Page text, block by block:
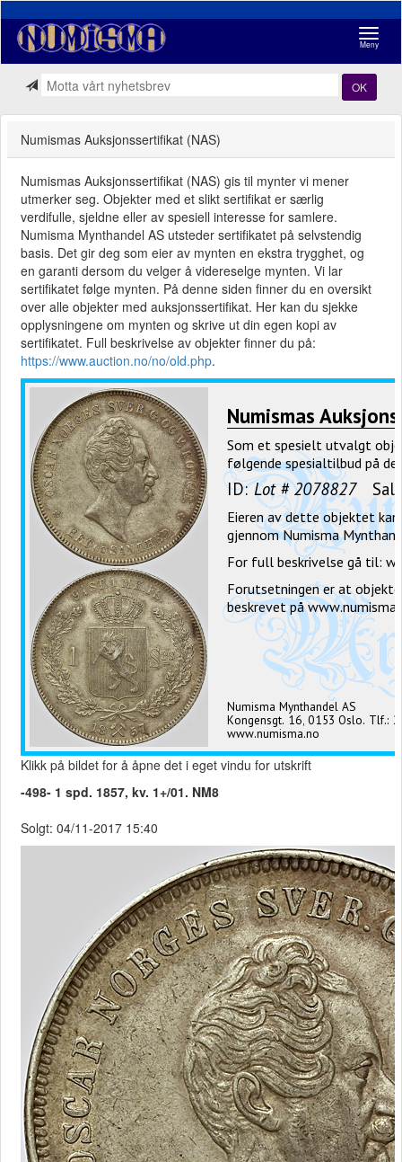
Meny
OK
Numismas Auksjonssertifikat (NAS)
Numismas Auksjonssertifikat (NAS) gis til mynter vi mener
utmerker seg. Objekter med et slikt sertifikat er særlig
verdifulle, sjeldne eller av spesiell interesse for samlere.
Numisma Mynthandel AS utsteder sertifikatet på selvstendig
basis. Det gir deg som eier av mynten en ekstra trygghet, og
en garanti dersom du velger å videreselge mynten. Vi lar
sertifikatet følge mynten. På denne siden finner du en oversikt
over alle objekter med auksjonssertifikat. Her kan du sjekke
opplysningene om mynten og skrive ut din egen kopi av
sertifikatet. Full beskrivelse av objekter finner du på:
https://www.auction.no/no/old.php.
Klikk på bildet for å åpne det i eget vindu for utskrift
-498- 1 spd. 1857, kv. 1+/01. NM8
Solgt: 04/11-2017 15:40